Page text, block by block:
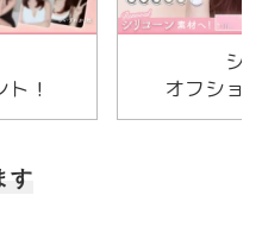
！
シ
オフショ
す